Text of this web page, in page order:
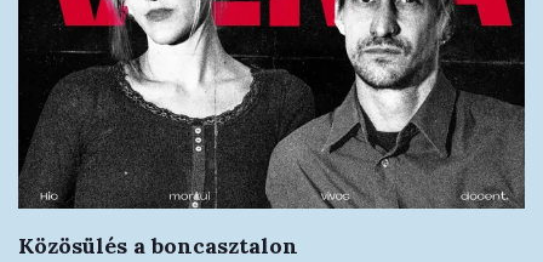
Közösülés a boncasztalon